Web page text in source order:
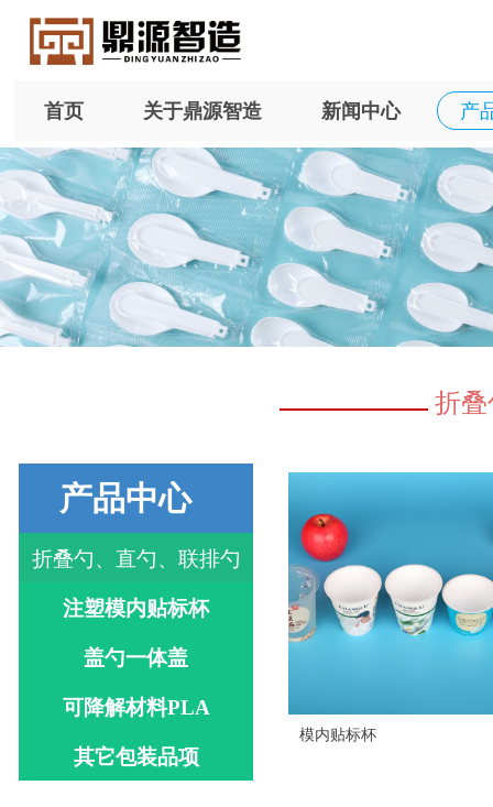
首页 关于鼎源智造 新闻中心 产
折叠
折叠勺、直勺、联排勺
注塑模内贴标杯
盖勺一体盖
可降解材料PLA
其它包装品项
产品中心
模内贴标杯